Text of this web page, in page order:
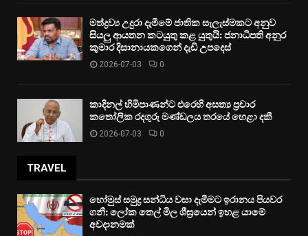
මත්ද්‍රව්‍ය උදුරා දැමීමේ ජාතික සැලැස්මකට අනුව
සියලු ආයතන කටයුතු කළ යුතුයි: ජනාධිපති අනුර
කුමාර දිසානායකගෙන් දැඩි උපදෙස්
2026-07-03 0
කාදිනල් හිමිපාණන්ට එරෙහි අසත්‍ය ප්‍රචාර
කතෝලික රදගුරු මණ්ඩලය තරයේ හෙළා දකී
2026-07-03 0
TRAVEL
හෝමුස් සමුද්‍ර සන්ධිය වසා දැමීමට ඉරානය පියවර
ගනී: ලෝක තෙල් මිල ශීඝ්‍රයෙන් ඉහළ යාමේ
අවදානමක්